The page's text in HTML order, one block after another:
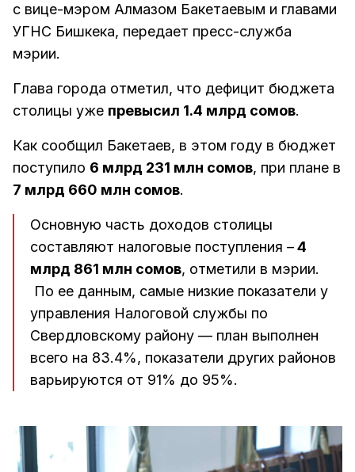
с вице-мэром Алмазом Бакетаевым и главами
УГНС Бишкека, передает пресс-служба
мэрии.
Глава города отметил, что дефицит бюджета
столицы уже превысил 1.4 млрд сомов.
Как сообщил Бакетаев, в этом году в бюджет
поступило 6 млрд 231 млн сомов, при плане в
7 млрд 660 млн сомов.
Основную часть доходов столицы
составляют налоговые поступления –4
млрд 861 млн сомов, отметили в мэрии.
По ее данным, самые низкие показатели у
управления Налоговой службы по
Свердловскому району — план выполнен
всего на 83.4%, показатели других районов
варьируются от 91% до 95%.